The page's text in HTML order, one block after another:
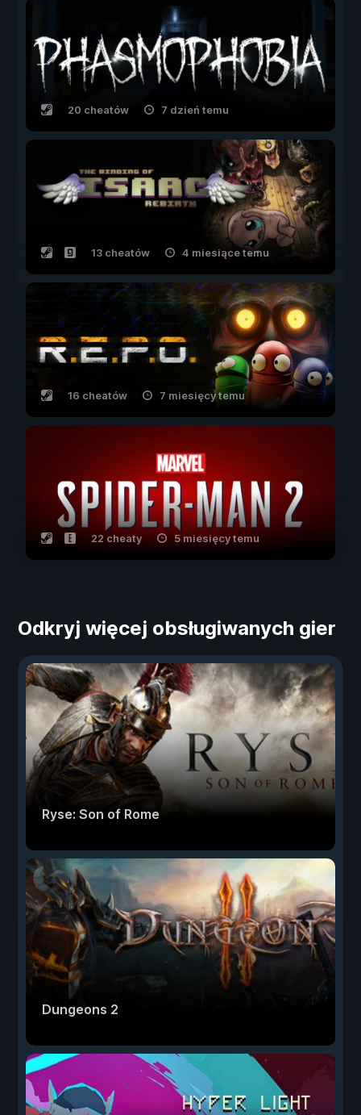
20 cheatów 7 dzień temu
13 cheatów 4 miesiące temu
16 cheatów 7 miesięcy temu
22 cheaty 5 miesięcy temu
Odkryj więcej obsługiwanych gier
Ryse: Son of Rome
Dungeons 2